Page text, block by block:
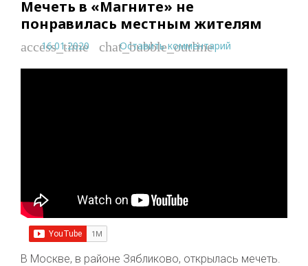
Мечеть в «Магните» не
понравилась местным жителям
access_time
16.01.2020 chat_bubble_outline
Оставить комментарий
В Москве, в районе Зябликово, открылась мечеть.